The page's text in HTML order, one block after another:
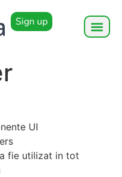
Sign up
UI
fie utilizat in tot